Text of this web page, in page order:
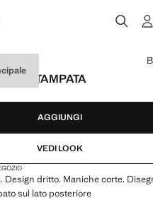
STAMPATA
]
AGGIUNGI
VEDI LOOK
Design dritto. Maniche corte.
sul lato posteriore